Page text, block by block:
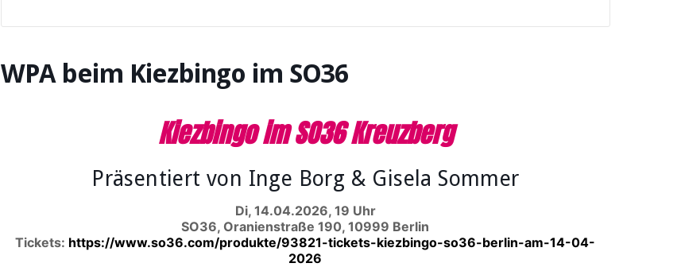
WPA beim Kiezbingo im SO36
Kiezbingo im SO36 Kreuzberg
Präsentiert von Inge Borg & Gisela Sommer
Di, 14.04.2026, 19 Uhr
SO36, Oranienstraße 190, 10999 Berlin
Tickets: https://www.so36.com/produkte/93821-tickets-kiezbingo-so36-berlin-am-14-04-
2026